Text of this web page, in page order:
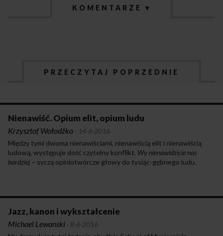
KOMENTARZE ▾
PRZECZYTAJ POPRZEDNIE
Nienawiść. Opium elit, opium ludu
Krzysztof Wołodźko · 14-6-2016
Między tymi dwoma nienawiściami, nienawiścią elit i nienawiścią
ludową, występuje dość czytelny konflikt. Wy nienawidzicie nas
bardziej – syczą opiniotwórcze głowy do tysiąc-gębnego ludu.
tej nieporadnej współczesnej ludowej polskości: patriotyzm
w krótkich spodenkach, komiksowo hardy, radykalny i bez zmiłuj
wobec uchodźców, Cyganów, ciapatych, lewaków, feministek i kto
tam jeszcze podpada pod antypolskość w szerokim kanonie
Jazz, kanon i wykształcenie
Michael Lewanski · 8-6-2016